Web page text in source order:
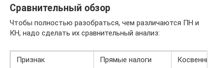
Сравнительный обзор
Чтобы полностью разобраться, чем различаются ПН и
КН, надо сделать их сравнительный анализ:
Признак Прямые налоги
Косвенные